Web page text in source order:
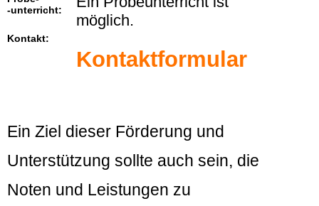
-unterricht:
möglich.
Kontakt:
Kontaktformular
Ein Ziel dieser Förderung und
Unterstützung sollte auch sein, die
Noten und Leistungen zu